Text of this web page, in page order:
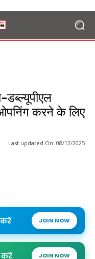
डब्ल्यूपीएल
ओपनिंग करने के लिए
Last updated On: 08/12/2025
करें JOIN NOW
करें JOIN NOW